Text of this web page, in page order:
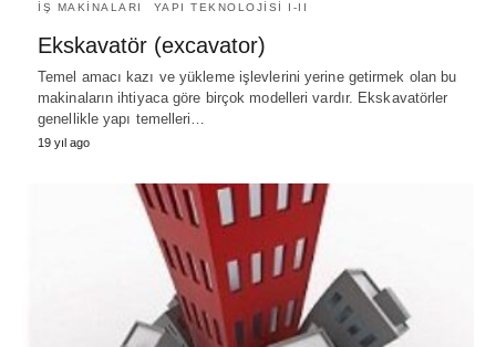
İŞ MAKİNALARI YAPI TEKNOLOJISI I-II
Ekskavatör (excavator)
Temel amacı kazı ve yükleme işlevlerini yerine getirmek olan bu
makinaların ihtiyaca göre birçok modelleri vardır. Ekskavatörler
genellikle yapı temelleri…
19 yıl ago